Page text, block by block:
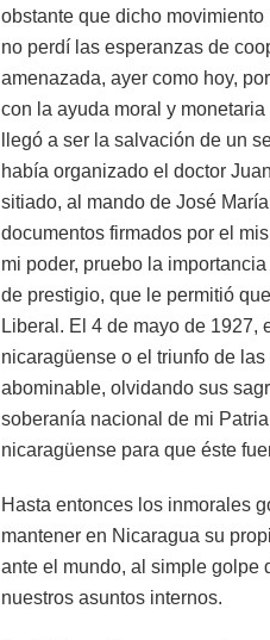
obstante que dicho
no perdí las esperanzas de
amenazada, ayer como hoy,
con la ayuda moral y
llegó a ser la salvación de un
había organizado el doctor
sitiado, al mando de José
documentos firmados por el
mi poder, pruebo la
de prestigio, que le permitió
Liberal. El 4 de mayo de 1927,
nicaragüense o el triunfo de
abominable, olvidando sus
soberanía nacional de mi
nicaragüense para que éste
Hasta entonces los inmorales
mantener en Nicaragua su
ante el mundo, al simple golpe
nuestros asuntos internos.